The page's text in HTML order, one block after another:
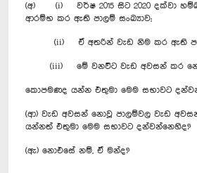
(අ) (i) වර්ෂ 2015 සිට 2020 දක්වා
ආරම්භ කර ඇති පාලම් සංඛ්‍යාව;
(ii) ඒ අතරින් වැඩ නිම කර ඇති
(iii) මේ වනවිට වැඩ අවසන් කර
කොපමණද යන්න එතුමා මෙම සභාවට
(ආ) වැඩ අවසන් නොවූ පාලම්වල වැඩ
යන්නත් එතුමා මෙම සභාවට දන්වන්නෙහිද?
(ඇ) නොඑසේ නම්, ඒ මන්ද?